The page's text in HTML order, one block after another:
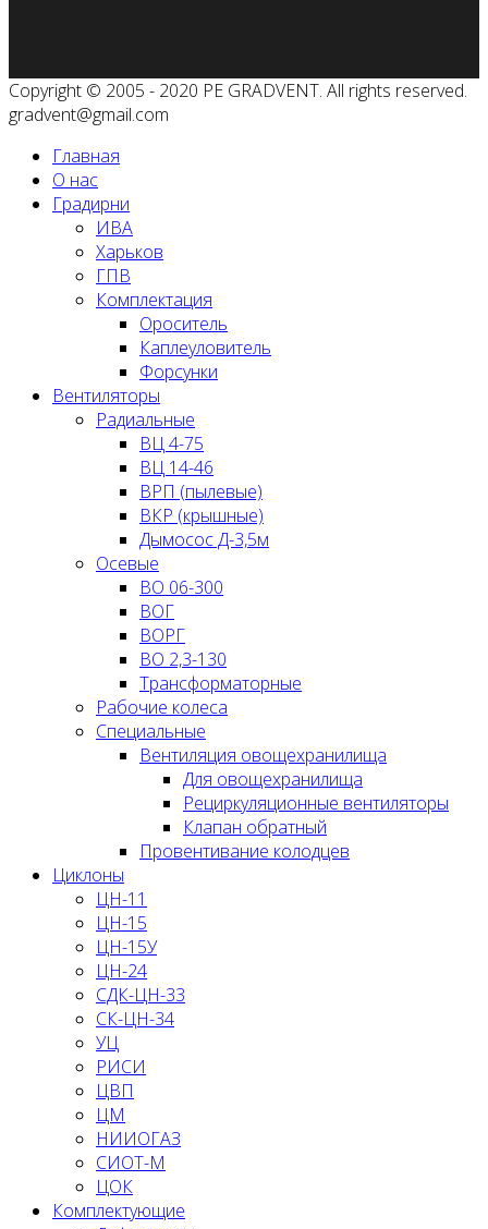
Copyright © 2005 - 2020 PE GRADVENT. All rights reserved.
gradvent@gmail.com
Главная
О нас
Градирни
ИВА
Харьков
ГПВ
Комплектация
Ороситель
Каплеуловитель
Форсунки
Вентиляторы
Радиальные
ВЦ 4-75
ВЦ 14-46
ВРП (пылевые)
ВКР (крышные)
Дымосос Д-3,5м
Осевые
ВО 06-300
ВОГ
ВОРГ
ВО 2,3-130
Трансформаторные
Рабочие колеса
Специальные
Вентиляция овощехранилища
Для овощехранилища
Рециркуляционные вентиляторы
Клапан обратный
Провентивание колодцев
Циклоны
ЦН-11
ЦН-15
ЦН-15У
ЦН-24
СДК-ЦН-33
СК-ЦН-34
УЦ
РИСИ
ЦВП
ЦМ
НИИОГАЗ
СИОТ-М
ЦОК
Комплектующие